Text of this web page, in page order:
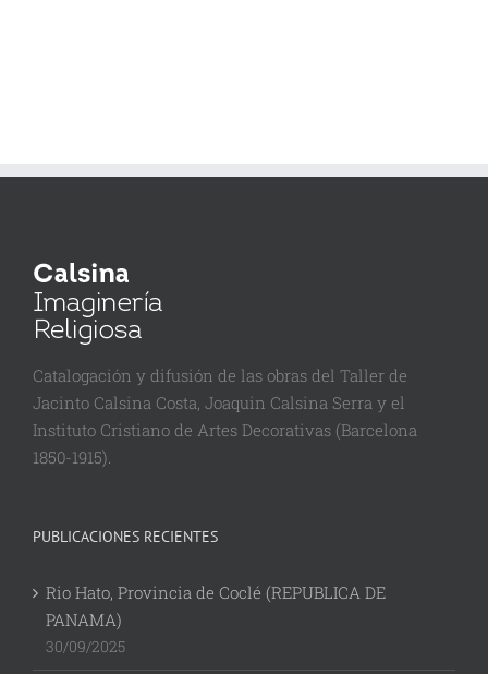
Catalogación y difusión de las obras del Taller de
Jacinto Calsina Costa, Joaquin Calsina Serra y el
Instituto Cristiano de Artes Decorativas (Barcelona
1850-1915).
PUBLICACIONES RECIENTES
Rio Hato, Provincia de Coclé (REPUBLICA DE
PANAMA)
30/09/2025